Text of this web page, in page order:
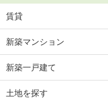
賃貸
新築マンション
新築一戸建て
土地を探す